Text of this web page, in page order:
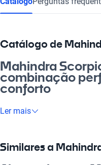
Catálogo de
Mahindra
combinação
conforto
Se você está em busca de
família e para aventuras
características de
Ler mais
Similares a